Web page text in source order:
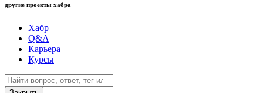
другие проекты хабра
Хабр
Q&A
Карьера
Курсы